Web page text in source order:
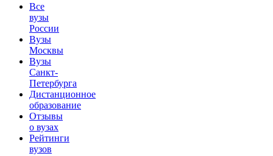
Все
вузы
России
Вузы
Москвы
Вузы
Санкт-
Петербурга
Дистанционное
образование
Отзывы
о вузах
Рейтинги
вузов